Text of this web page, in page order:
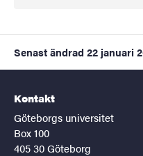
Senast ändrad 22 januari
Kontakt
Göteborgs universitet
Box 100
405 30 Göteborg